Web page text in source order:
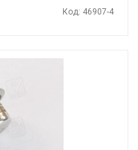
Код: 46907-4